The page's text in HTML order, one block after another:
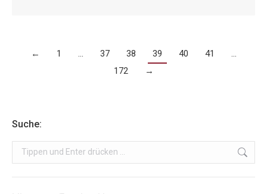
← 1 … 37 38 39 40 41
…
172
→
Suche:
Search: